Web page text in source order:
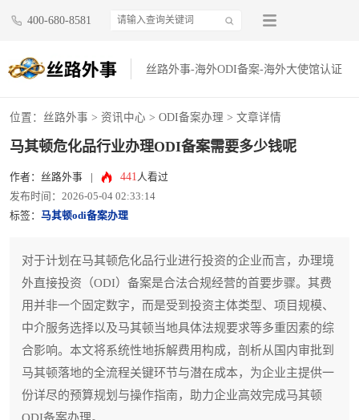
400-680-8581
丝路外事-海外ODI备案-海外大使馆认证
位置： 丝路外事 > 资讯中心 > ODI备案办理 > 文章详情
马其顿危化品行业办理ODI备案需要多少钱呢
作者：丝路外事 441人看过
发布时间：2026-05-04 02:33:14
标签： 马其顿odi备案办理
对于计划在马其顿危化品行业进行投资的企业而言，办理境
外直接投资（ODI）备案是合法合规经营的首要步骤。其费
用并非一个固定数字，而是受到投资主体类型、项目规模、
中介服务选择以及马其顿当地具体法规要求等多重因素的综
合影响。本文将系统性地拆解费用构成，剖析从国内审批到
马其顿落地的全流程关键环节与潜在成本，为企业主提供一
份详尽的预算规划与操作指南，助力企业高效完成马其顿